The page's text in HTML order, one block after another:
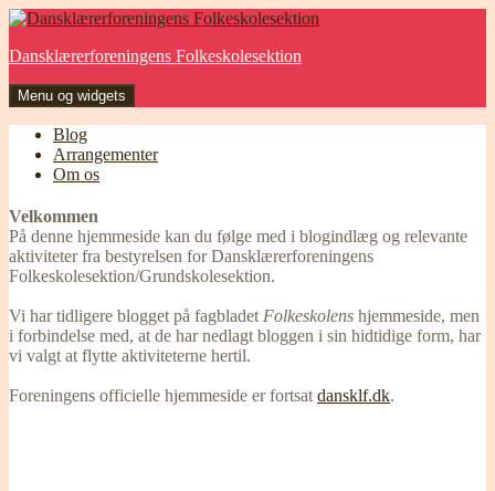
Hop
indhold
Dansklærerforeningens Folkeskolesektion
Menu og widgets
Blog
Arrangementer
Om os
Velkommen
På denne hjemmeside kan du følge med i blogindlæg og relevante
aktiviteter fra bestyrelsen for Dansklærerforeningens
Folkeskolesektion/Grundskolesektion.
Vi har tidligere blogget på fagbladet Folkeskolens hjemmeside, men
i forbindelse med, at de har nedlagt bloggen i sin hidtidige form, har
vi valgt at flytte aktiviteterne hertil.
Foreningens officielle hjemmeside er fortsat dansklf.dk.